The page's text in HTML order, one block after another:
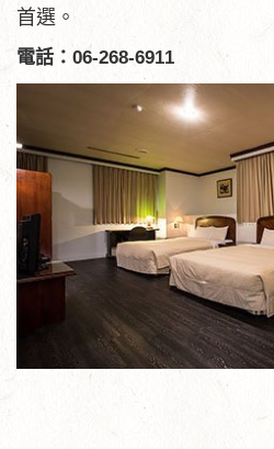
首選。
電話：06-268-6911